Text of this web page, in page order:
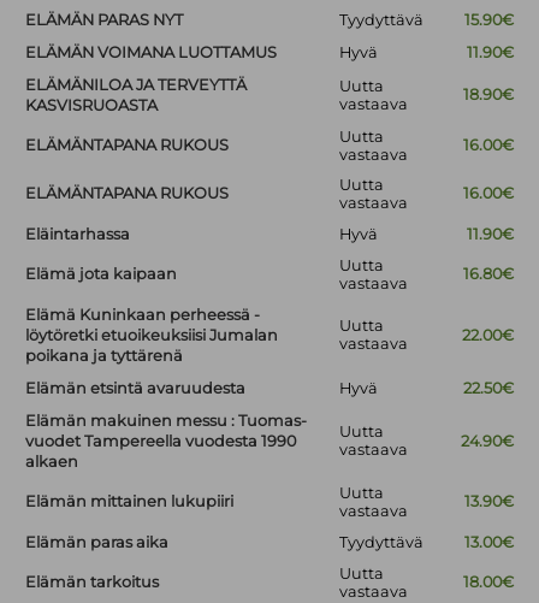
ELÄMÄN PARAS NYT Tyydyttävä
15.90€
ELÄMÄN VOIMANA LUOTTAMUS
Hyvä
11.90€
ELÄMÄNILOA JA TERVEYTTÄ
KASVISRUOASTA
Uutta
vastaava
18.90€
ELÄMÄNTAPANA RUKOUS
Uutta
vastaava
16.00€
ELÄMÄNTAPANA RUKOUS
Uutta
vastaava
16.00€
Eläintarhassa Hyvä 11.90€
Elämä jota kaipaan
Uutta
vastaava
16.80€
Elämä Kuninkaan perheessä -
löytöretki etuoikeuksiisi Jumalan
poikana ja tyttärenä
Uutta
vastaava
22.00€
Elämän etsintä avaruudesta Hyvä
22.50€
Elämän makuinen messu : Tuomas-
vuodet Tampereella vuodesta 1990
alkaen
Uutta
vastaava
24.90€
Elämän mittainen lukupiiri
Uutta
vastaava
13.90€
Elämän paras aika Tyydyttävä 13.00€
Elämän tarkoitus
Uutta
vastaava
18.00€